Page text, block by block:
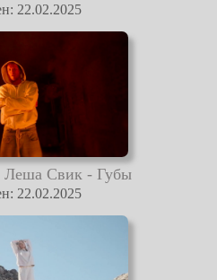
22.02.2025
Свик - Губы
22.02.2025